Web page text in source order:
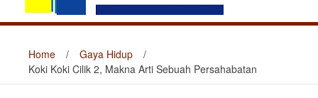
Home / Gaya Hidup
/
Koki Koki Cilik 2, Makna Arti Sebuah Persahabatan